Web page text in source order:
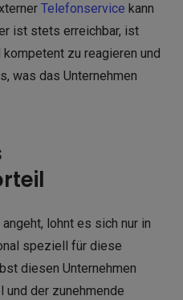
Telefonservice kann
ist stets erreichbar, ist
zu reagieren und
was das Unternehmen
lohnt es sich nur in
speziell für diese
diesen Unternehmen
und der zunehmende